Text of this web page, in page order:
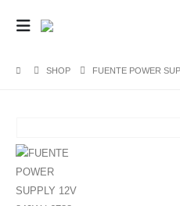
SHOP FUENTE POWER